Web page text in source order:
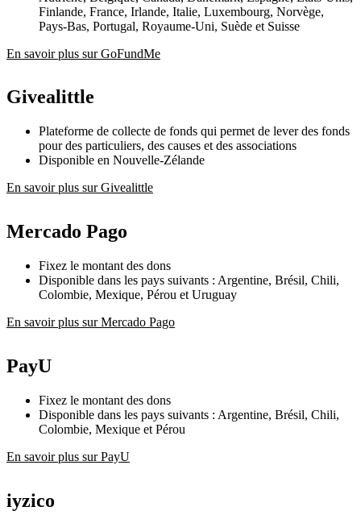
Finlande, France, Irlande, Italie, Luxembourg, Norvège,
Pays-Bas, Portugal, Royaume-Uni, Suède et Suisse
En savoir plus sur GoFundMe
Givealittle
Plateforme de collecte de fonds qui permet de lever des fonds
pour des particuliers, des causes et des associations
Disponible en Nouvelle-Zélande
En savoir plus sur Givealittle
Mercado Pago
Fixez le montant des dons
Disponible dans les pays suivants : Argentine, Brésil, Chili,
Colombie, Mexique, Pérou et Uruguay
En savoir plus sur Mercado Pago
PayU
Fixez le montant des dons
Disponible dans les pays suivants : Argentine, Brésil, Chili,
Colombie, Mexique et Pérou
En savoir plus sur PayU
iyzico